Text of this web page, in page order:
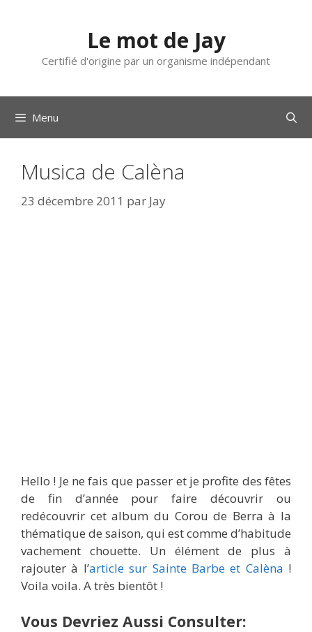
Le mot de Jay
Certifié d'origine par un organisme indépendant
Menu
Musica de Calèna
23 décembre 2011 par Jay
Hello ! Je ne fais que passer et je profite des fêtes
de fin d’année pour faire découvrir ou
redécouvrir cet album du Corou de Berra à la
thématique de saison, qui est comme d’habitude
vachement chouette. Un élément de plus à
rajouter à l’article sur Sainte Barbe et Calèna !
Voila voila. A très bientôt !
Vous Devriez Aussi Consulter: